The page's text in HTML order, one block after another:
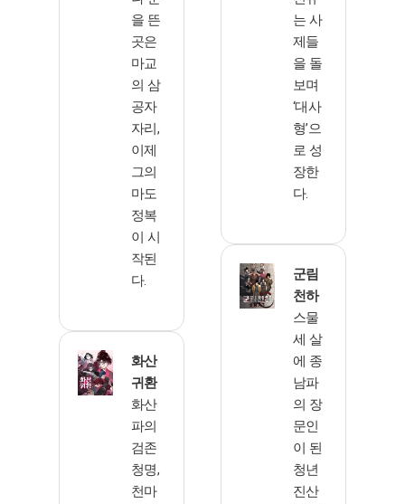
을 뜬
곳은
마교
의 삼
공자
자리,
이제
그의
마도
정복
이 시
작된
다.
화산
귀환
화산
파의
검존
청명,
천마
는 사
제들
을 돌
보며
‘대사
형’으
로 성
장한
다.
군림
천하
스물
세 살
에 종
남파
의 장
문인
이 된
청년
진산